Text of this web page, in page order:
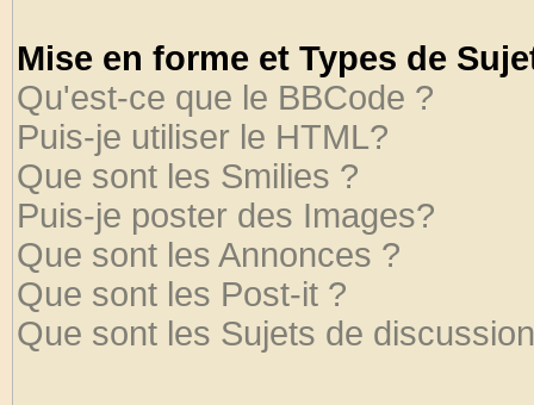
Mise en forme et Types de
Qu'est-ce que le BBCode ?
Puis-je utiliser le HTML?
Que sont les Smilies ?
Puis-je poster des Images?
Que sont les Annonces ?
Que sont les Post-it ?
Que sont les Sujets de